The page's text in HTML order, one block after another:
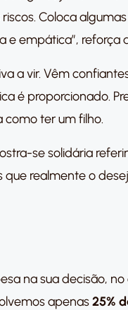
Coloca
empática”, reforça
a vir. Vêm
é proporcionado.
ter um filho.
se solidária
realmente o
na sua decisão,
apenas25%